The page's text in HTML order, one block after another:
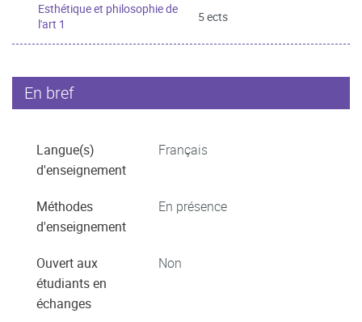
Esthétique et philosophie de
l'art 1
5 ects
En bref
Langue(s)
d'enseignement
Français
Méthodes
d'enseignement
En présence
Ouvert aux
étudiants en
échanges
Non